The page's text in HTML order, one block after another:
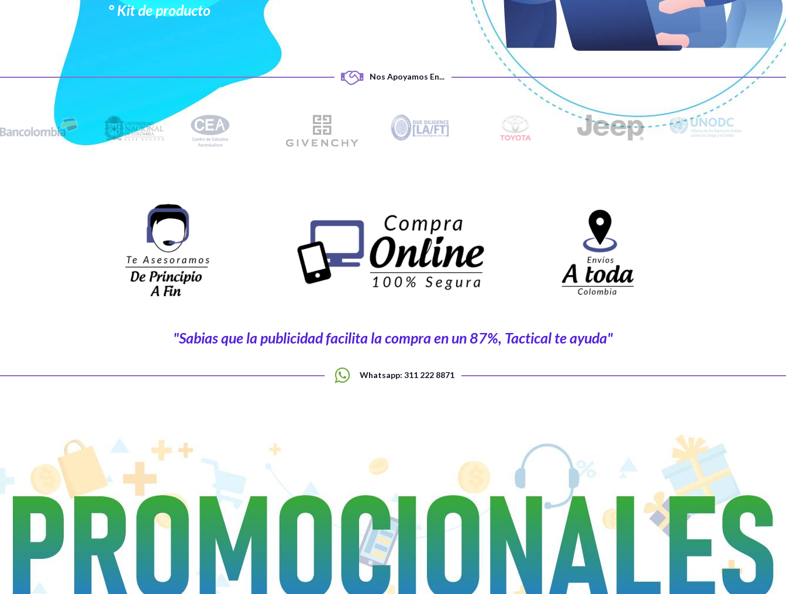
° Kit de producto
Nos Apoyamos En...
"Sabias que la publicidad facilita la compra en un 87%, Tactical te ayuda"
Whatsapp: 311 222 8871